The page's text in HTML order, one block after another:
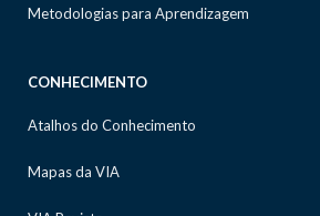
Metodologias para Aprendizagem
CONHECIMENTO
Atalhos do Conhecimento
Mapas da VIA